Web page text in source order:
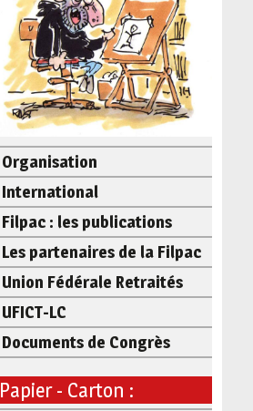
Organisation
International
Filpac : les publications
Les partenaires de la Filpac
Union Fédérale Retraités
UFICT-LC
Documents de Congrès
Papier - Carton :